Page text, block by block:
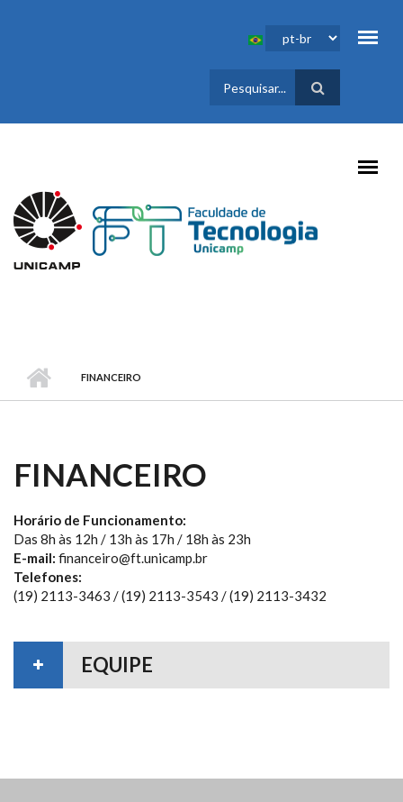
FORMULÁRIO
DE BUSCA
FINANCEIRO
FINANCEIRO
Horário de Funcionamento:
Das 8h às 12h / 13h às 17h / 18h às 23h
E-mail: financeiro@ft.unicamp.br
Telefones:
(19) 2113-3463 / (19) 2113-3543 / (19) 2113-3432
EQUIPE